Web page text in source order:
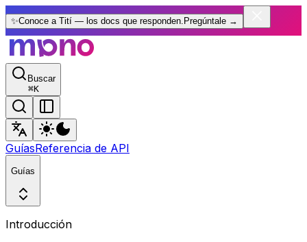
✨Conoce a Tití — los docs que responden. Pregúntale →
Buscar
⌘K
GuíasReferencia de API
Guías
Introducción